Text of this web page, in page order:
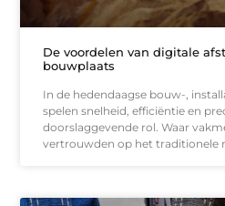
De voordelen van digitale
bouwplaats
In de hedendaagse bouw-,
spelen snelheid, efficiëntie en
doorslaggevende rol. Waar
vertrouwden op het traditionele